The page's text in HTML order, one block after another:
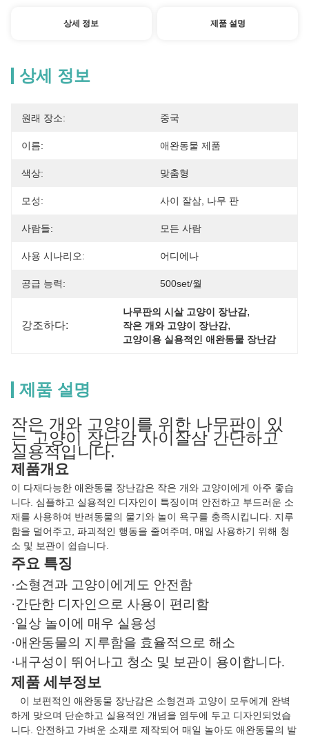
상세 정보 제품 설명
상세 정보
원래 장소: 중국
이름: 애완동물 제품
색상: 맞춤형
모성: 사이 잘삼, 나무 판
사람들: 모든 사람
사용 시나리오: 어디에나
공급 능력: 500set/월
강조하다:
나무판의 시살 고양이 장난감,
작은 개와 고양이 장난감,
고양이용 실용적인 애완동물 장난감
제품 설명
작은 개와 고양이를 위한 나무판이 있
는 고양이 장난감 사이잘삼 간단하고
실용적입니다.
제품개요
이 다재다능한 애완동물 장난감은 작은 개와 고양이에게 아주 좋습
니다. 심플하고 실용적인 디자인이 특징이며 안전하고 부드러운 소
재를 사용하여 반려동물의 물기와 놀이 욕구를 충족시킵니다. 지루
함을 덜어주고, 파괴적인 행동을 줄여주며, 매일 사용하기 위해 청
소 및 보관이 쉽습니다.
주요 특징
·소형견과 고양이에게도 안전함
·간단한 디자인으로 사용이 편리함
·일상 놀이에 매우 실용성
·애완동물의 지루함을 효율적으로 해소
·내구성이 뛰어나고 청소 및 보관이 용이합니다.
제품 세부정보
이 보편적인 애완동물 장난감은 소형견과 고양이 모두에게 완벽
하게 맞으며 단순하고 실용적인 개념을 염두에 두고 디자인되었습
니다. 안전하고 가벼운 소재로 제작되어 매일 놀아도 애완동물의 발